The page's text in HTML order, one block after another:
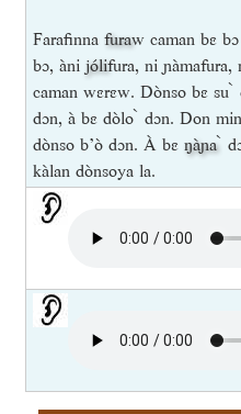
Farafinna furaw caman bɛ
bɔ, àni jólifura, ni ɲàmafura,
caman wɛrɛw. Dònso bɛ
dɔn, à bɛ dòlo ̀ dɔn. Don
dònso b’ò dɔn. À bɛ ŋàɲa
kàlan dònsoya la.